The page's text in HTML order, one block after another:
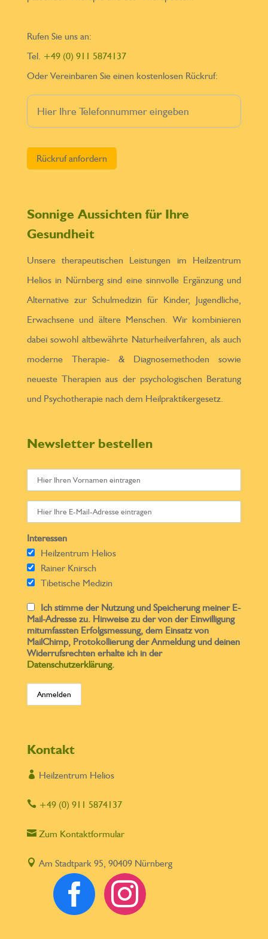
Rufen Sie uns an:
Tel. +49 (0) 911 5874137
Oder Vereinbaren Sie einen kostenlosen Rückruf:
Sonnige Aussichten für Ihre
Gesundheit
Unsere therapeutischen Leistungen im Heilzentrum
Helios in Nürnberg sind eine sinnvolle Ergänzung und
Alternative zur Schulmedizin für Kinder, Jugendliche,
Erwachsene und ältere Menschen. Wir kombinieren
dabei sowohl altbewährte Naturheilverfahren, als auch
moderne Therapie- & Diagnosemethoden sowie
neueste Therapien aus der psychologischen Beratung
und Psychotherapie nach dem Heilpraktikergesetz.
Newsletter bestellen
Interessen
Heilzentrum Helios
Rainer Knirsch
Tibetische Medizin
Ich stimme der Nutzung und Speicherung meiner E-
Mail-Adresse zu. Hinweise zu der von der Einwilligung
mitumfassten Erfolgsmessung, dem Einsatz von
MailChimp, Protokollierung der Anmeldung und deinen
Widerrufsrechten erhalte ich in der
Datenschutzerklärung.
Kontakt
 Heilzentrum Helios
+49 (0) 911 5874137
Zum Kontaktformular
 Am Stadtpark 95, 90409 Nürnberg
 